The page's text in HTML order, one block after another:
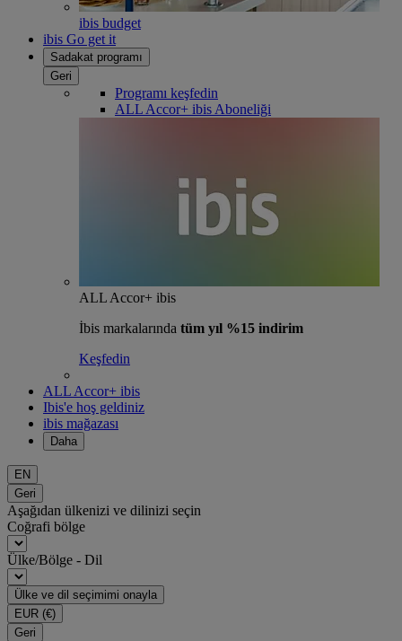
ibis budget
ibis Go get it
Sadakat programı
Geri
Programı keşfedin
ALL Accor+ ibis Aboneliği
ALL Accor+ ibis
İbis markalarında tüm yıl %15 indirim
Keşfedin
ALL Accor+ ibis
Ibis'e hoş geldiniz
ibis mağazası
Daha
EN
Geri
Aşağıdan ülkenizi ve dilinizi seçin
Coğrafi bölge
Ülke/Bölge - Dil
Ülke ve dil seçimimi onayla
EUR (€)
Geri